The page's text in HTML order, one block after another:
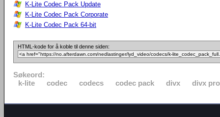
K-Lite Codec Pack Update
K-Lite Codec Pack Corporate
K-Lite Codec Pack 64-bit
HTML-kode for å koble til denne siden:
Søkeord:
k-lite
codec codecs codec pack divx divx pro